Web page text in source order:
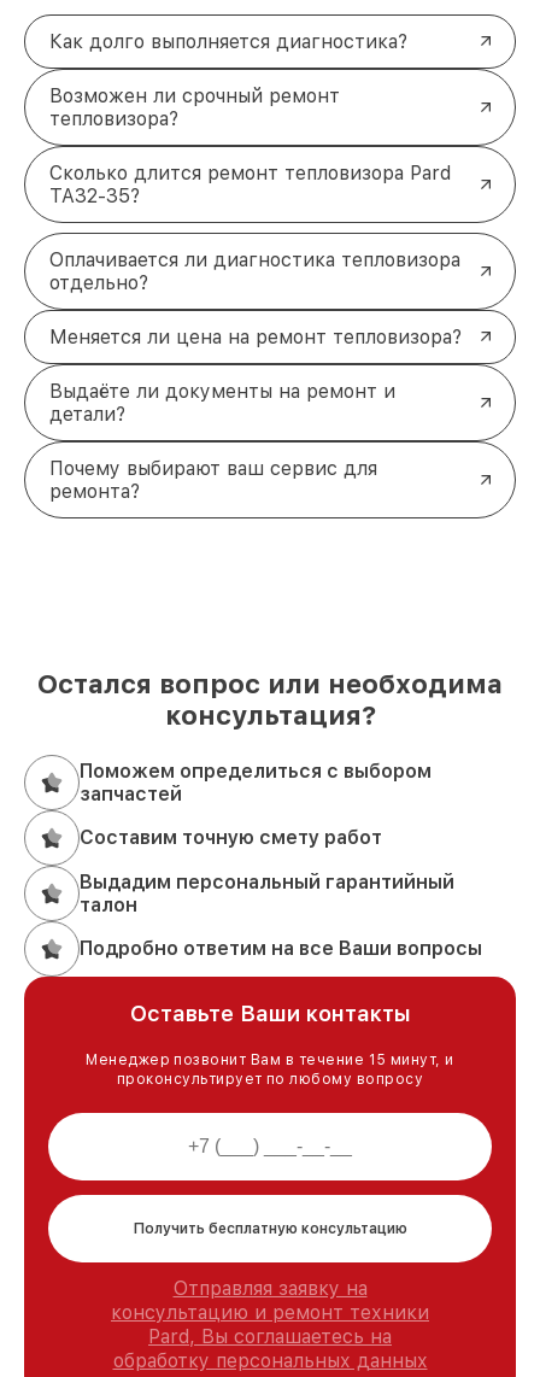
Как долго выполняется диагностика?
Возможен ли срочный ремонт
тепловизора?
Сколько длится ремонт тепловизора Pard
TA32-35?
Оплачивается ли диагностика тепловизора
отдельно?
Меняется ли цена на ремонт тепловизора?
Выдаёте ли документы на ремонт и
детали?
Почему выбирают ваш сервис для
ремонта?
Остался вопрос или необходима
консультация?
Поможем определиться с выбором
запчастей
Составим точную смету работ
Выдадим персональный гарантийный
талон
Подробно ответим на все Ваши вопросы
Оставьте Ваши контакты
Менеджер позвонит Вам в течение 15 минут, и
проконсультирует по любому вопросу
Получить бесплатную консультацию
Отправляя заявку на
консультацию и ремонт техники
Pard, Вы соглашаетесь на
обработку персональных данных